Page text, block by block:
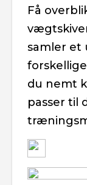
Få
samler et
du nemt
passer til